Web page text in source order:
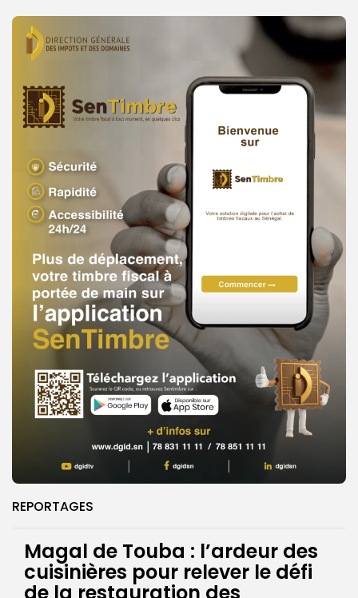
REPORTAGES
Magal de Touba : l’ardeur des
cuisinières pour relever le défi